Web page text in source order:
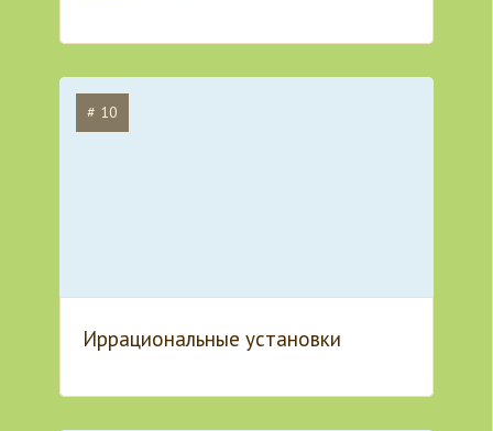
# 10
Иррациональные установки